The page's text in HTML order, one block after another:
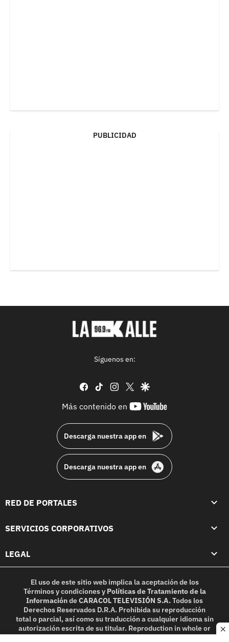
PUBLICIDAD
Síguenos en:
facebook
tiktok instagram
twittergoogle
Más contenido en
youtube-
Descarga nuestra app en
Descarga nuestra app en
RED DE PORTALES
SERVICIOS CORPORATIVOS
LEGAL
El uso de este sitio web implica la aceptación de los
Términos y condicionesy Políticas de Tratamiento de la
InformacióndeCARACOL TELEVISIÓN S.A.Todos los
Derechos Reservados D.R.A. Prohibida su reproducción
total o parcial, así como su traducción a cualquier idioma sin
autorización escrita de su titular. Reproduction in whole or
in part, or translation without written permission is